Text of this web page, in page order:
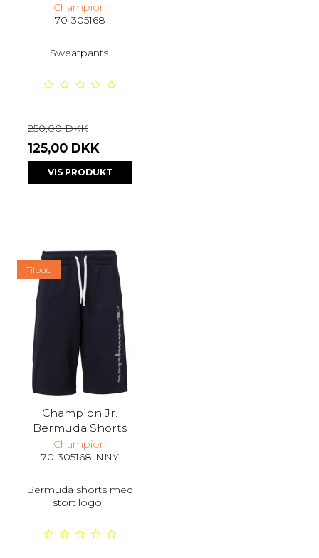
Champion
70-305168
Sweatpants.
250,00 DKK
125,00 DKK
VIS PRODUKT
Tilbud
Champion Jr.
Bermuda Shorts
Champion
70-305168-NNY
Bermuda shorts med
stort logo.